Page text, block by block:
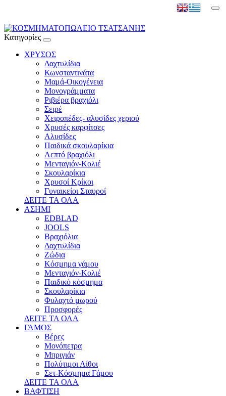
Κατηγορίες
ΧΡΥΣΟΣ
Δαχτυλίδια
Κωνσταντινάτα
Μαμά-Οικογένεια
Μονογράμματα
Ριβιέρα βραχιόλι
Σειρέ
Χειροπέδες- αλυσίδες χεριού
Χρυσές καρφίτσες
Αλυσίδες
Παιδικά σκουλαρίκια
Λεπτό βραχιόλι
Μενταγιόν-Κολιέ
Σκουλαρίκια
Χρυσοί Κρίκοι
Γυναικείοι Σταυροί
ΔΕΙΤΕ ΤΑ ΟΛΑ
ΑΣΗΜΙ
EDBLAD
JOOLS
Βραχιόλια
Δαχτυλίδια
Ζώδια
Κόσμημα γάμου
Μενταγιόν-Κολιέ
Παιδικό κόσμημα
Σκουλαρίκια
Φυλαχτό μωρού
Προσφορές
ΔΕΙΤΕ ΤΑ ΟΛΑ
ΓΑΜΟΣ
Βέρες
Μονόπετρα
Μπριγιάν
Πολύτιμοι Λίθοι
Σετ-Κόσμημα Γάμου
ΔΕΙΤΕ ΤΑ ΟΛΑ
ΒΑΦΤΙΣΗ